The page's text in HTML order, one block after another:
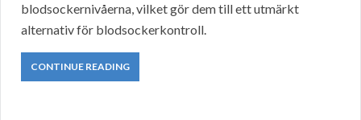
blodsockernivåerna, vilket gör dem till ett utmärkt
alternativ för blodsockerkontroll.
CONTINUE READING